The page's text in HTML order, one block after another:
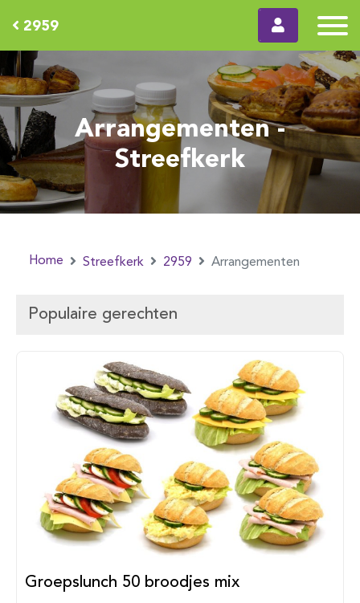
2959
Arrangementen -
Streefkerk
Home Streefkerk 2959 Arrangementen
Populaire gerechten
Groepslunch 50 broodjes mix